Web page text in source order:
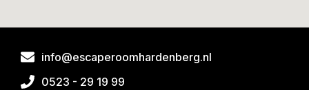
info@escaperoomhardenberg.nl
0523 - 29 19 99